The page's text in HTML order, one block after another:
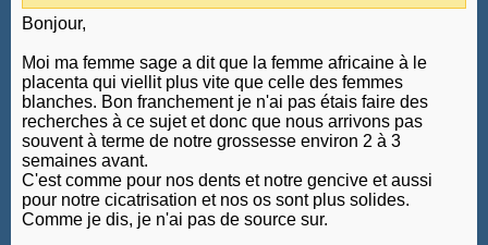
Bonjour,
Moi ma femme sage a dit que la femme africaine à le
placenta qui viellit plus vite que celle des femmes
blanches. Bon franchement je n'ai pas étais faire des
recherches à ce sujet et donc que nous arrivons pas
souvent à terme de notre grossesse environ 2 à 3
semaines avant.
C'est comme pour nos dents et notre gencive et aussi
pour notre cicatrisation et nos os sont plus solides.
Comme je dis, je n'ai pas de source sur.